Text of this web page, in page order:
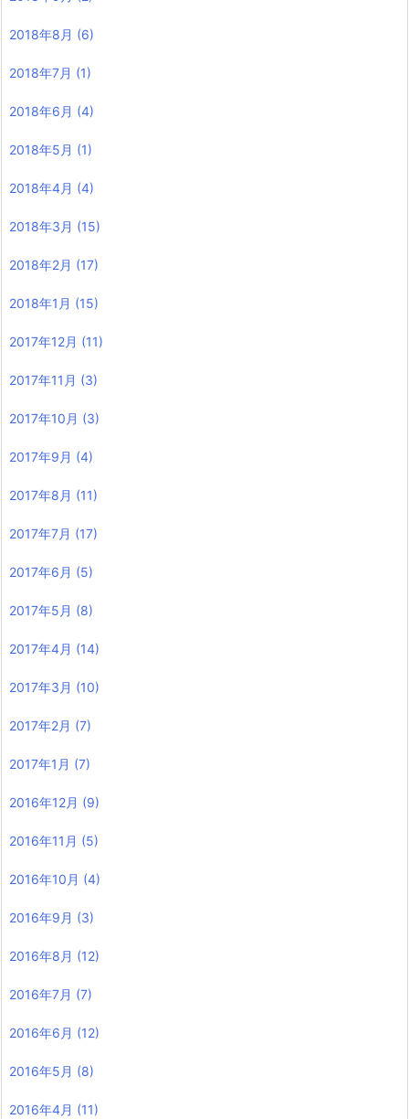
2018年8月 (6)
2018年7月 (1)
2018年6月 (4)
2018年5月 (1)
2018年4月 (4)
2018年3月 (15)
2018年2月 (17)
2018年1月 (15)
2017年12月 (11)
2017年11月 (3)
2017年10月 (3)
2017年9月 (4)
2017年8月 (11)
2017年7月 (17)
2017年6月 (5)
2017年5月 (8)
2017年4月 (14)
2017年3月 (10)
2017年2月 (7)
2017年1月 (7)
2016年12月 (9)
2016年11月 (5)
2016年10月 (4)
2016年9月 (3)
2016年8月 (12)
2016年7月 (7)
2016年6月 (12)
2016年5月 (8)
2016年4月 (11)